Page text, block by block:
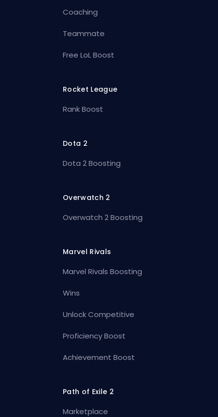
Coaching
Teammate
Free LoL Boost
Rocket League
Rank Boost
Dota 2
Dota 2 Boosting
Overwatch 2
Overwatch 2 Boosting
Marvel Rivals
Marvel Rivals Boosting
Wins
Unlock Competitive
Proficiency Boost
Achievement Boost
Path of Exile 2
Marketplace